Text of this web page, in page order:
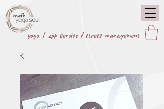
yoga | zpp service|stress management